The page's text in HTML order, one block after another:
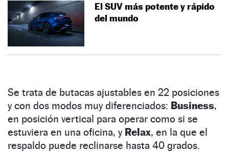
El SUV más potente y rápido
del mundo
Se trata de butacas ajustables en 22 posiciones
y con dos modos muy diferenciados: Business,
en posición vertical para operar como si se
estuviera en una oficina, y Relax, en la que el
respaldo puede reclinarse hasta 40 grados.